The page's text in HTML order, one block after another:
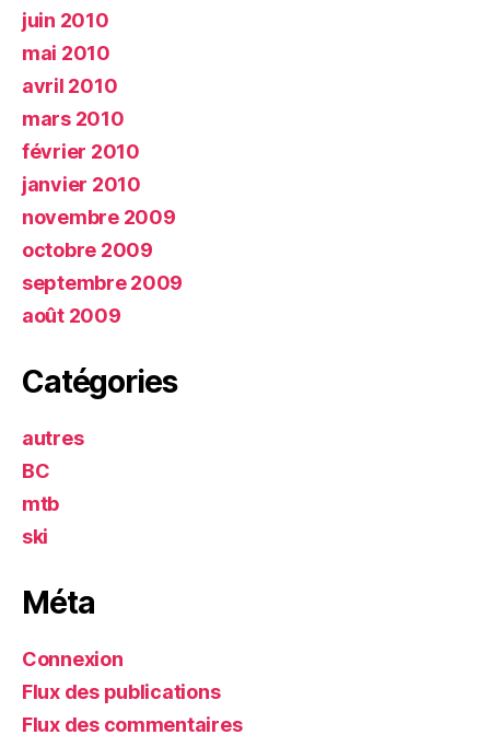
juin 2010
mai 2010
avril 2010
mars 2010
février 2010
janvier 2010
novembre 2009
octobre 2009
septembre 2009
août 2009
Catégories
autres
BC
mtb
ski
Méta
Connexion
Flux des publications
Flux des commentaires